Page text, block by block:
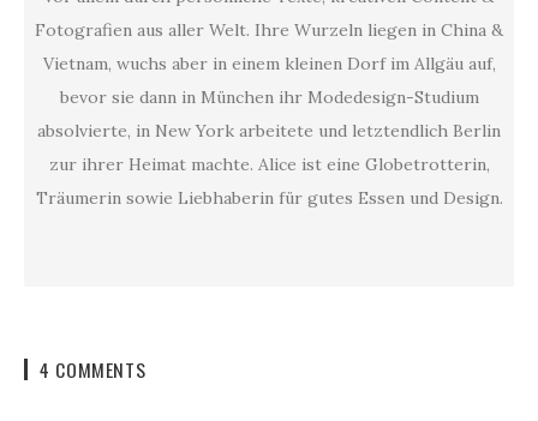
Fotografien aus aller Welt. Ihre Wurzeln liegen in China &
Vietnam, wuchs aber in einem kleinen Dorf im Allgäu auf,
bevor sie dann in München ihr Modedesign-Studium
absolvierte, in New York arbeitete und letztendlich Berlin
zur ihrer Heimat machte. Alice ist eine Globetrotterin,
Träumerin sowie Liebhaberin für gutes Essen und Design.
4 COMMENTS